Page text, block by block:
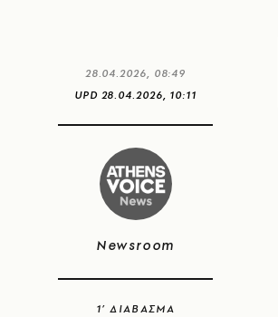
28.04.2026, 08:49
UPD 28.04.2026, 10:11
Newsroom
1’ ΔΙΑΒΑΣΜΑ